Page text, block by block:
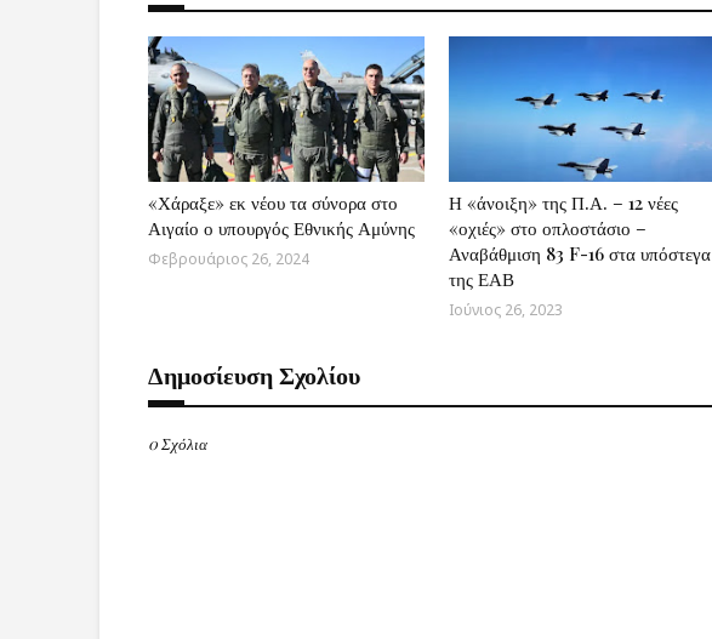
«Χάραξε» εκ νέου τα σύνορα στο
Αιγαίο ο υπουργός Εθνικής Αμύνης
Φεβρουάριος 26, 2024
Η «άνοιξη» της Π.Α. – 12 νέες
«οχιές» στο οπλοστάσιο –
Αναβάθμιση 83 F-16 στα υπόστεγα
της ΕΑΒ
Ιούνιος 26, 2023
Δημοσίευση Σχολίου
0 Σχόλια